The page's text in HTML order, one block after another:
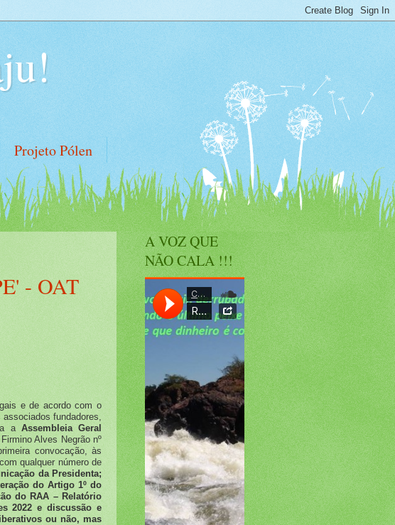
Projeto Pólen
- OAT
e de acordo com o
fundadores,
a Assembleia Geral
Alves Negrão nº
convocação, às
qualquer número de
da Presidenta;
do Artigo 1º do
do RAA – Relatório
2022 e discussão e
ou não, mas
A VOZ QUE
NÃO CALA !!!